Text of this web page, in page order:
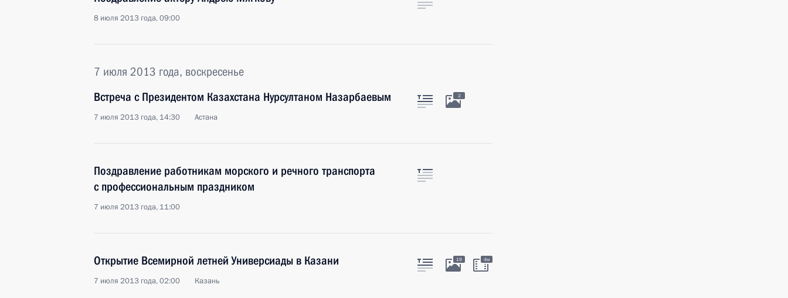
8 июля 2013 года, 09:00
7 июля 2013 года, воскресенье
Встреча с Президентом Казахстана Нурсултаном Назарбаевым
7 июля 2013 года, 14:30 Астана
2
Поздравление работникам морского и речного транспорта
с профессиональным праздником
7 июля 2013 года, 11:00
Открытие Всемирной летней Универсиады в Казани
7 июля 2013 года, 02:00 Казань
19 4м